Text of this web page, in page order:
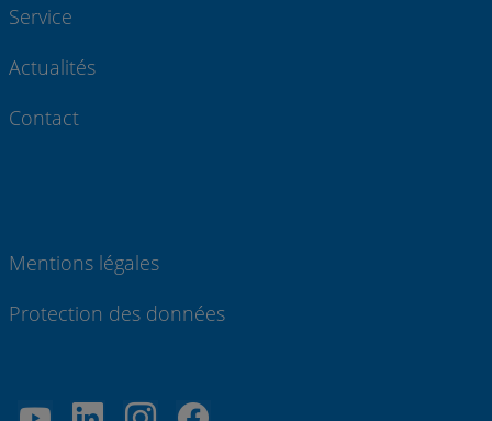
Service
Actualités
Contact
Mentions légales
Protection des données